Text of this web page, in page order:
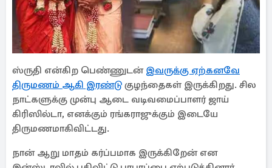
ஸ்ருதி என்கிற பெண்ணுடன் இவருக்கு ஏற்கனவே
திருமணம் ஆகி இரண்டு குழந்தைகள் இருக்கிறது. சில
நாட்களுக்கு முன்பு ஆடை வடிவமைப்பாளர் ஜாய்
கிரிஸில்டா, எனக்கும் ரங்கராஜுக்கும் இடையே
திருமணமாகிவிட்டது.
நான் ஆறு மாதம் கர்ப்பமாக இருக்கிறேன் என